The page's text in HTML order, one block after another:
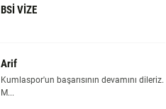
BSİ VİZE
Arif
Kumlaspor'un başarısının devamını dileriz.
M...